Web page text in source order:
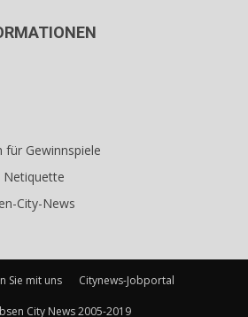
für Gewinnspiele
City-News
Sie mit uns Citynews-Jobportal
City News 2005-2019